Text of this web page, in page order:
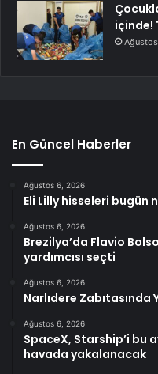
içinde!
En Güncel Haberler
Ağustos 6, 2026
Eli Lilly hisseleri bugün
Ağustos 6, 2026
Brezilya’da Flavio
yardımcısı seçti
Ağustos 6, 2026
Narlıdere Zabıtasında
Ağustos 6, 2026
SpaceX, Starship’i bu
havada yakalanacak